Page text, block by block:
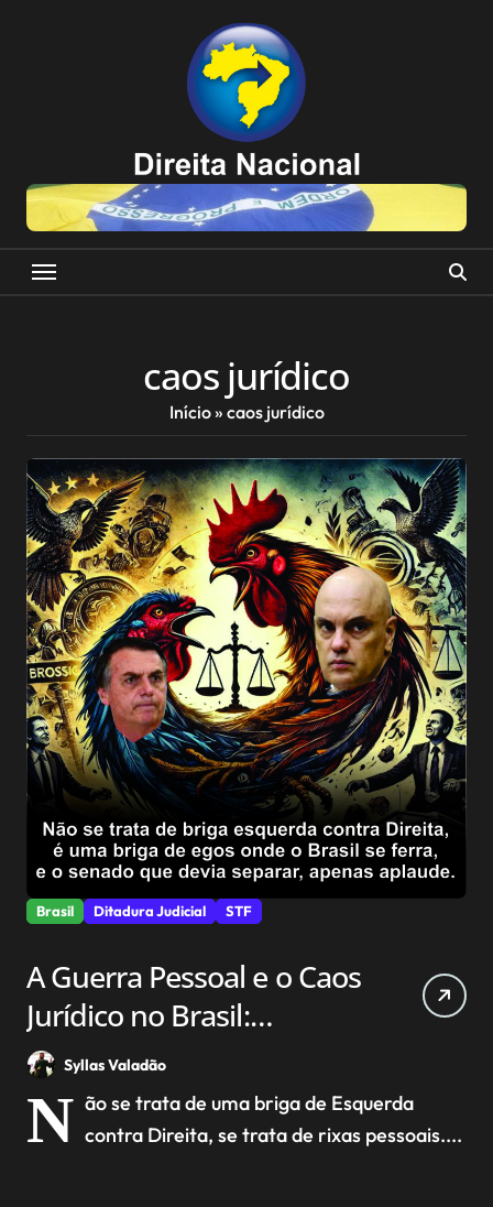
caos jurídico
Início» caos jurídico
Brasil Ditadura Judicial STF
A Guerra Pessoal e o Caos
Jurídico no Brasil:
Bolsonaro, STF e a Crise
da Direita
Syllas Valadão
N ão se trata de uma briga de Esquerda
contra Direita, se trata de rixas pessoais....